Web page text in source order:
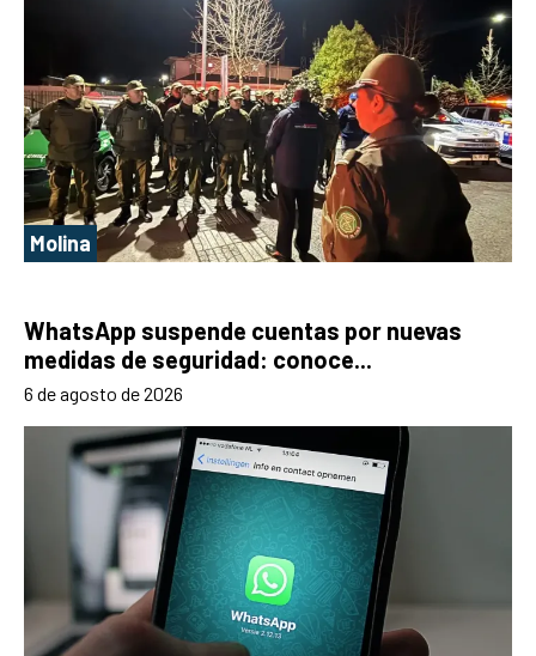
Molina
WhatsApp suspende cuentas por nuevas
medidas de seguridad: conoce...
6 de agosto de 2026